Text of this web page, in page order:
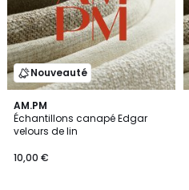
Nouveauté
AM.PM
Échantillons canapé Edgar
velours de lin
10,00 €